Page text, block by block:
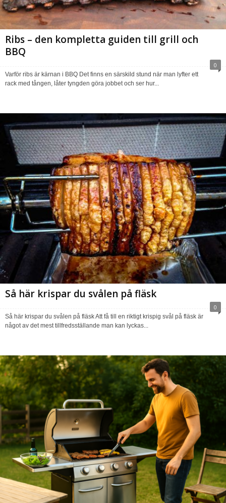
Ribs – den kompletta guiden till grill och
BBQ
0
Varför ribs är kärnan i BBQ Det finns en särskild stund när man lyfter ett
rack med tången, låter tyngden göra jobbet och ser hur...
Så här krispar du svålen på fläsk
0
Så här krispar du svålen på fläsk Att få till en riktigt krispig svål på fläsk är
något av det mest tillfredsställande man kan lyckas...